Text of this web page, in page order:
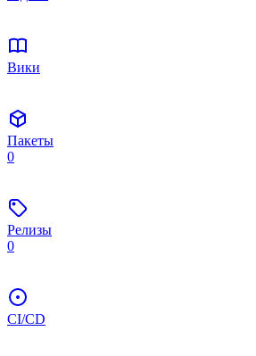
Вики
Пакеты
0
Релизы
0
CI/CD